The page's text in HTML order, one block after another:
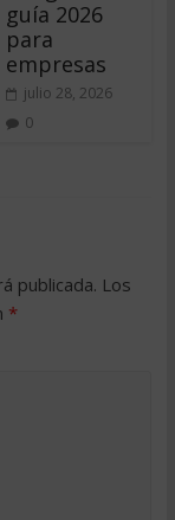
guía 2026
para
empresas
julio 28, 2026
0
publicada. Los
*